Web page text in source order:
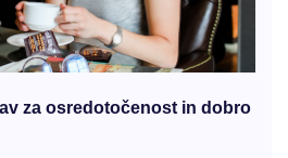
za osredotočenost in dobro